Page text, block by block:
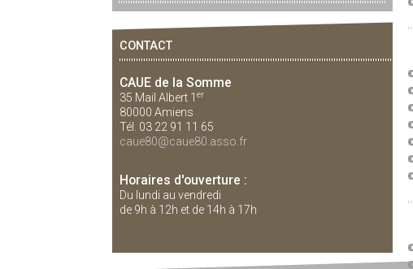
CONTACT
CAUE de la Somme
35 Mail Albert 1 er
80000 Amiens
Tél. 03 22 91 11 65
caue80@caue80.asso.fr
Horaires d'ouverture :
Du lundi au vendredi
de 9h à 12h et de 14h à 17h